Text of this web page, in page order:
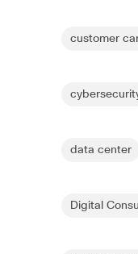
customer
data center
Digital